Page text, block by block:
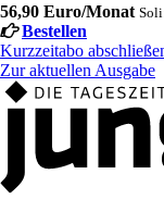
56,90 Euro/Monat
Bestellen
Kurzzeitabo
Zur aktuellen Ausgabe